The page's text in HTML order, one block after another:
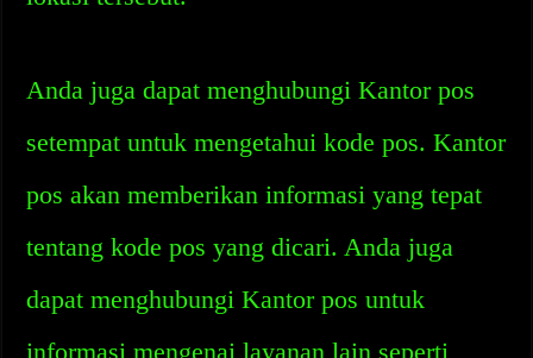
Anda juga dapat menghubungi Kantor pos
setempat untuk mengetahui kode pos. Kantor
pos akan memberikan informasi yang tepat
tentang kode pos yang dicari. Anda juga
dapat menghubungi Kantor pos untuk
informasi mengenai layanan lain seperti